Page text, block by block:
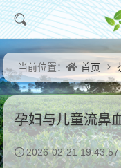
当前位置： 首页
孕妇与儿童流鼻
2026-02-21 19:43:57